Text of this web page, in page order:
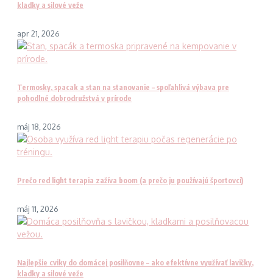
kladky a silové veže
apr 21, 2026
Termosky, spacak a stan na stanovanie – spoľahlivá výbava pre
pohodlné dobrodružstvá v prírode
máj 18, 2026
Prečo red light terapia zažíva boom (a prečo ju používajú športovci)
máj 11, 2026
Najlepšie cviky do domácej posilňovne – ako efektívne využívať lavičky,
kladky a silové veže